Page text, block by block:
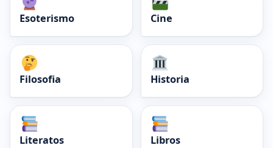
Esoterismo Cine
Filosofia Historia
Literatos Libros